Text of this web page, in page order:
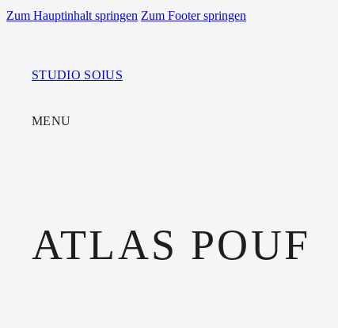
Zum Hauptinhalt springen Zum Footer springen
STUDIO SOIUS
MENU
ATLAS POUF